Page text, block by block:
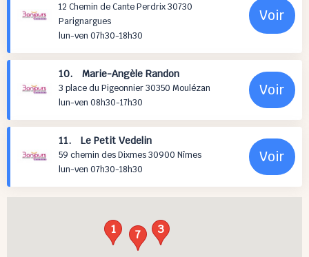
12 Chemin de Cante Perdrix 30730
Parignargues
lun-ven 07h30-18h30
Voir
10. Marie-Angèle Randon
3 place du Pigeonnier 30350 Moulézan
lun-ven 08h30-17h30
Voir
11. Le Petit Vedelin
59 chemin des Dixmes 30900 Nîmes
lun-ven 07h30-18h30
Voir
1 3
7